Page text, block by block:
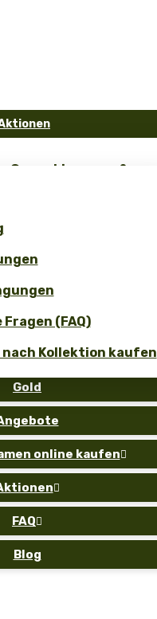
Cannabissamen &
für Ihre
(FAQ)
nach Kollektion kaufen
Auto
Fem
Reg
Gold
online kaufen

FAQ 
Blog